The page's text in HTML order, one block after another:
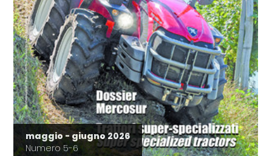
maggio - giugno 2026
Numero 5-6